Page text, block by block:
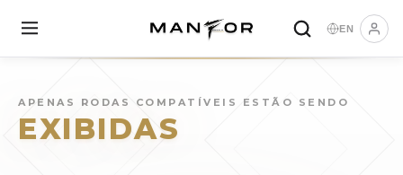
EN
APENAS RODAS COMPATÍVEIS ESTÃO SENDO
EXIBIDAS